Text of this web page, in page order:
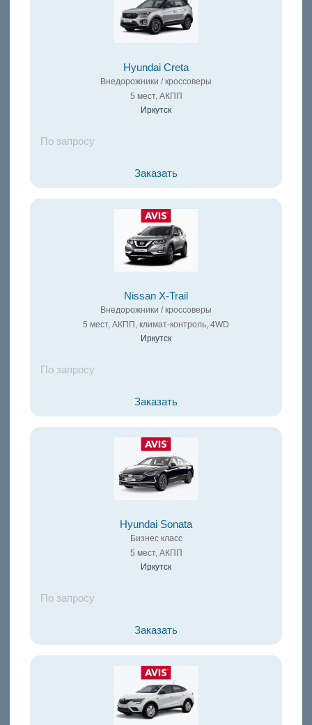
Hyundai Creta
Внедорожники / кроссоверы
5 мест, АКПП
Иркутск
По запросу
Заказать
Nissan X-Trail
Внедорожники / кроссоверы
5 мест, АКПП, климат-контроль, 4WD
Иркутск
По запросу
Заказать
Hyundai Sonata
Бизнес класс
5 мест, АКПП
Иркутск
По запросу
Заказать